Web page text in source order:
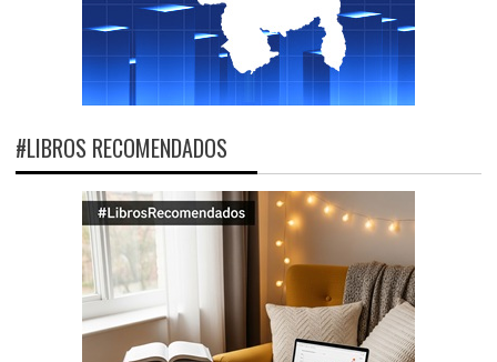
#LIBROS RECOMENDADOS